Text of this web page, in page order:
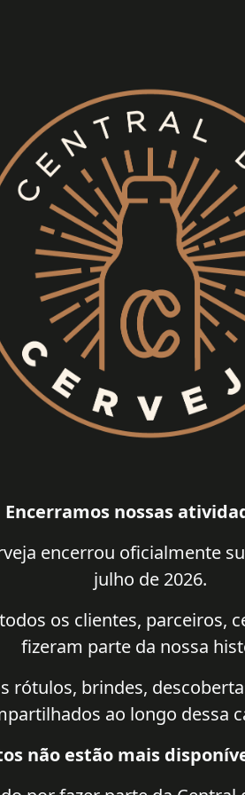
Encerramos nossas
encerrou oficialmente
julho de 2026.
os clientes, parceiros,
fizeram parte da nossa
rótulos, brindes,
ao longo dessa
não estão mais